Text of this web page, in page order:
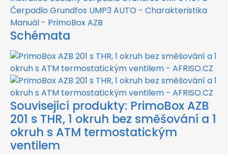
Čerpadlo Grundfos UMP3 AUTO - Charakteristika
Manuál - PrimoBox AZB
Schémata
Související produkty: PrimoBox AZB
201 s THR, 1 okruh bez směšování a 1
okruh s ATM termostatickým
ventilem